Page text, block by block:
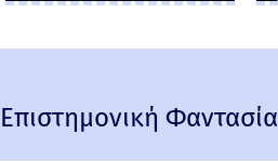
Επιστημονική Φαντασία